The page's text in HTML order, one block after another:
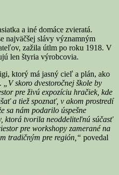
a iné domáce zvieratá.
najväčšej slávy významným
zažila útlm po roku 1918. V
len štyria výrobcovia.
ktorý má jasný cieľ a plán, ako
„V skoro dvestoročnej škole by
pre živú expozíciu hračiek, kde
a tiež spoznať, v akom prostredí
sa nám podarilo úspešne
ktorá tvorila neoddeliteľnú súčasť
pre workshopy zamerané na
tradičným pre región,“ povedal